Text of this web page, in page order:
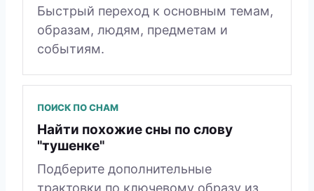
Быстрый переход к основным темам,
образам, людям, предметам и
событиям.
ПОИСК ПО СНАМ
Найти похожие сны по слову
"тушенке"
Подберите дополнительные
трактовки по ключевому образу из